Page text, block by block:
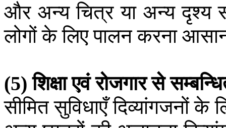
और अन्य चित्र या अन्य दृश्य
लोगों के लिए पालन करना
(5) शिक्षा एवं रोजगार से
सीमित सुविधाएँ दिव्यांगजनों के